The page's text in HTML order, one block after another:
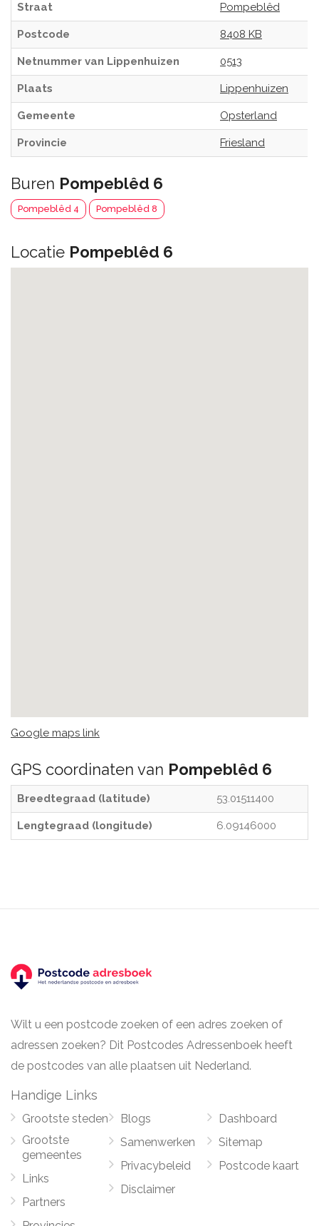
Straat Pompeblêd
Postcode 8408 KB
Netnummer van Lippenhuizen 0513
Plaats Lippenhuizen
Gemeente Opsterland
Provincie Friesland
Buren Pompeblêd 6
Pompeblêd 4 Pompeblêd 8
Locatie Pompeblêd 6
Google maps link
GPS coordinaten van Pompeblêd 6
Breedtegraad (latitude) 53.01511400
Lengtegraad (longitude) 6.09146000
Wilt u een postcode zoeken of een adres zoeken of
adressen zoeken? Dit Postcodes Adressenboek heeft
de postcodes van alle plaatsen uit Nederland.
Handige Links
Grootste steden
Grootste
gemeentes
Links
Partners
Blogs
Samenwerken
Privacybeleid
Disclaimer
Dashboard
Sitemap
Postcode kaart